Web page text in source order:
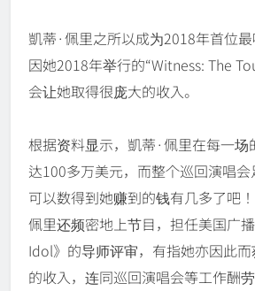
凱蒂·佩里之所以成为2018年首位
因她2018年举行的“Witness: The
会让她取得很庞大的收入。
根据资料显示，凱蒂·佩里在每一场
达100多万美元，而整个巡回演唱会
可以数得到她赚到的钱有几多了吧
佩里还频密地上节目，担任美国广
Idol》的导师评审，有指她亦因此
的收入，连同巡回演唱会等工作酬